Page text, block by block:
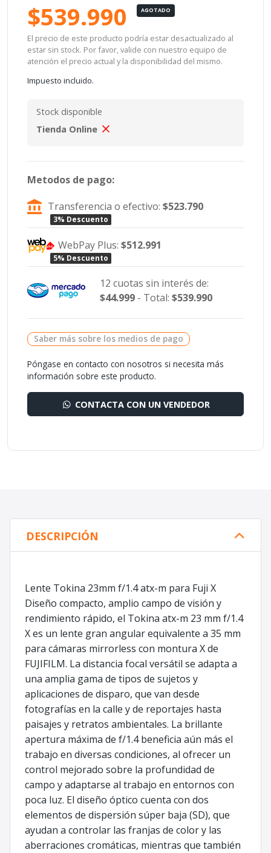
$539.990 AGOTADO
El precio de este producto podría estar desactualizado al
estar sin stock. Por favor, valide con nuestro equipo de
atención el precio actual y la disponibilidad del mismo.
Impuesto incluido.
Stock disponible
Tienda Online
Metodos de pago:
Transferencia o efectivo:$523.790
3% Descuento
WebPay Plus:$512.991
5% Descuento
12 cuotas sin interés de:
$44.999- Total: $539.990
Saber más sobre los medios de pago
Póngase en contacto con nosotros si necesita más
información sobre este producto.
CONTACTA CON UN VENDEDOR
DESCRIPCIÓN
Lente Tokina 23mm f/1.4 atx-m para Fuji X
Diseño compacto, amplio campo de visión y
rendimiento rápido, el Tokina atx-m 23 mm f/1.4
X es un lente gran angular equivalente a 35 mm
para cámaras mirrorless con montura X de
FUJIFILM. La distancia focal versátil se adapta a
una amplia gama de tipos de sujetos y
aplicaciones de disparo, que van desde
fotografías en la calle y de reportajes hasta
paisajes y retratos ambientales. La brillante
apertura máxima de f/1.4 beneficia aún más el
trabajo en diversas condiciones, al ofrecer un
control mejorado sobre la profundidad de
campo y adaptarse al trabajo en entornos con
poca luz. El diseño óptico cuenta con dos
elementos de dispersión súper baja (SD), que
ayudan a controlar las franjas de color y las
aberraciones cromáticas, mientras que también